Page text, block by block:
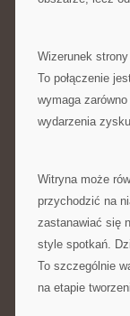
Wizerunek
To połączenie
wymaga
wydarzenia
Witryna może
przychodzić na
zastanawiać się
style spotkań.
To szczególnie
na etapie